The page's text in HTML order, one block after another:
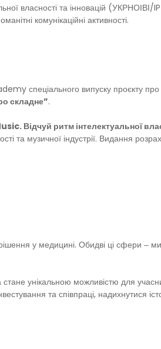
власності та інновацій
комунікаційні активності.
спеціального випуску проєкту
складне”.
Відчуй ритм інтелектуальної
та музичної індустрії. Видання
у медицині. Обидві ці сфери ‒
унікальною можливістю для
та співпраці, надихнутися